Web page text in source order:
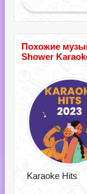
Похожие
Shower
Karaoke Hits